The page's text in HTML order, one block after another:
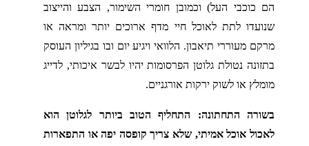
הם כוכבי העל) וכמובן חומרי השימור, הצבע והייצוב
שנועדו לתת לאוכל חיי מדף ארוכים יותר ומראה או
מרקם מעוררי תיאבון. הלוואי ויגיע יום ובו בגיליון העוסק
בתזונה נטולת גלוטן הפרסומות יהיו לבשר איכותי, לדייג
מומלץ או לשוק ירקות אורגניים.
בשורה התחתונה: התחליף הטוב ביותר לגלוטן הוא
לאכול אוכל אמיתי, שלא צריך קופסה יפה או התפארות